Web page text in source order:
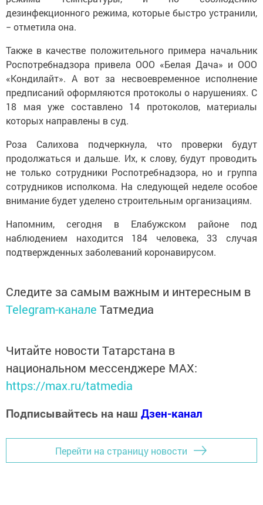
дезинфекционного режима, которые быстро устранили,
− отметила она.
Также в качестве положительного примера начальник
Роспотребнадзора привела ООО «Белая Дача» и ООО
«Кондилайт». А вот за несвоевременное исполнение
предписаний оформляются протоколы о нарушениях. С
18 мая уже составлено 14 протоколов, материалы
которых направлены в суд.
Роза Салихова подчеркнула, что проверки будут
продолжаться и дальше. Их, к слову, будут проводить
не только сотрудники Роспотребнадзора, но и группа
сотрудников исполкома. На следующей неделе особое
внимание будет уделено строительным организациям.
Напомним, сегодня в Елабужском районе под
наблюдением находится 184 человека, 33 случая
подтвержденных заболеваний коронавирусом.
Следите за самым важным и интересным в
Telegram-канале Татмедиа
Читайте новости Татарстана в
национальном мессенджере MАХ:
https://max.ru/tatmedia
Подписывайтесь на наш Дзен-канал
Перейти на страницу новости